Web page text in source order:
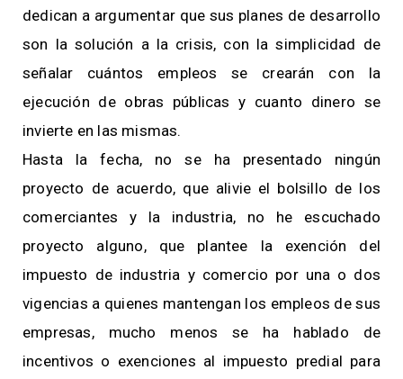
dedican a argumentar que sus planes de desarrollo
son la solución a la crisis, con la simplicidad de
señalar cuántos empleos se crearán con la
ejecución de obras públicas y cuanto dinero se
invierte en las mismas.
Hasta la fecha, no se ha presentado ningún
proyecto de acuerdo, que alivie el bolsillo de los
comerciantes y la industria, no he escuchado
proyecto alguno, que plantee la exención del
impuesto de industria y comercio por una o dos
vigencias a quienes mantengan los empleos de sus
empresas, mucho menos se ha hablado de
incentivos o exenciones al impuesto predial para